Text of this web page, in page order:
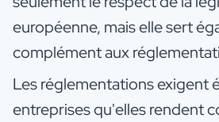
européenne, mais elle sert
complément aux
Les réglementations exigent
entreprises qu'elles rendent